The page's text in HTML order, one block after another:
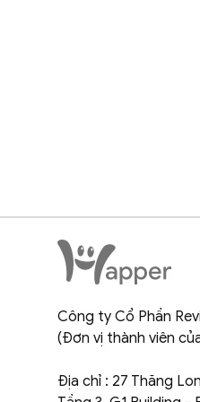
Công ty Cổ Phần
(Đơn vị thành viên
Địa chỉ : 27 Thăng